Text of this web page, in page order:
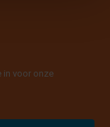
in voor onze